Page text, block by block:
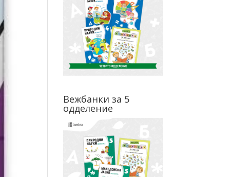
Вежбанки за 5
одделение